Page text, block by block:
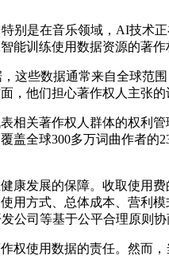
是在音乐领域，AI技术
训练使用数据资源的著
些数据通常来自全球范
他们担心著作权人主张的
关著作权人群体的权利
全球300多万词曲作者
发展的保障。收取使用
方式、总体成本、营利
公司等基于公平合理原则协
使用数据的责任。然而